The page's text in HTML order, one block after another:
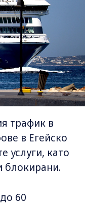
трафик в
в Егейско
услуги, като
блокирани.
60